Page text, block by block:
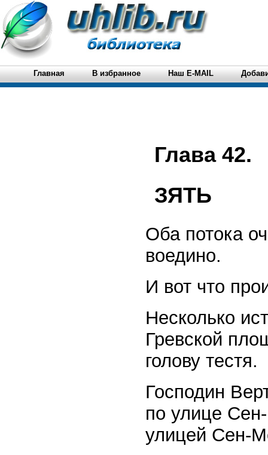
Главная В избранное Наш E-MAIL
Глава 42.
ЗЯТЬ
Оба потока
воедино.
И вот что
Несколько
Гревской
голову тестя.
Господин
по улице
улицей Сен-